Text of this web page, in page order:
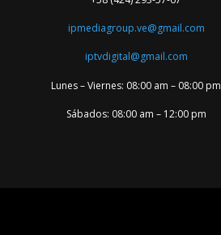
ipmediagroup.ve@gmail.com
iptvdigital@gmail.com
Lunes – Viernes: 08:00 am – 08:00 pm
Sábados: 08:00 am – 12:00 pm